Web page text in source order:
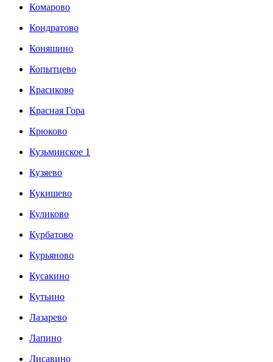
Комарово
Кондратово
Коняшино
Копытцево
Красиково
Красная Гора
Крюково
Кузьминское 1
Кузяево
Кукишево
Куликово
Курбатово
Курьяново
Кусакино
Кутьино
Лазарево
Лапино
Лисавино